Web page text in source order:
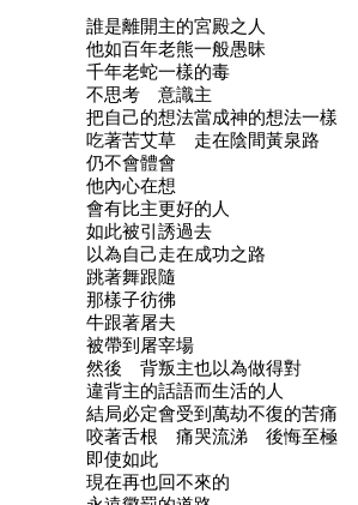
誰是離開主的宮殿之人
他如百年老熊一般愚昧
千年老蛇一樣的毒
不思考 意識主
把自己的想法當成神的想法一樣
吃著苦艾草 走在陰間黃泉路
仍不會體會
他內心在想
會有比主更好的人
如此被引誘過去
以為自己走在成功之路
跳著舞跟隨
那樣子彷彿
牛跟著屠夫
被帶到屠宰場
然後 背叛主也以為做得對
違背主的話語而生活的人
結局必定會受到萬劫不復的苦痛
咬著舌根 痛哭流涕 後悔至極
即使如此
現在再也回不來的